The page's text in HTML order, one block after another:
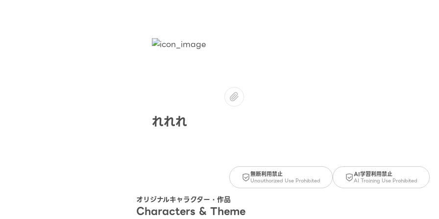
れれれ
無断利用禁止
Unauthorized Use Prohibited
AI学習利用禁止
AI Training Use Prohibited
オリジナルキャラクター・作品
Characters & Theme